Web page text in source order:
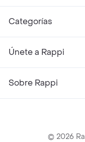
Categorías
Únete a Rappi
Sobre Rappi
© 2026